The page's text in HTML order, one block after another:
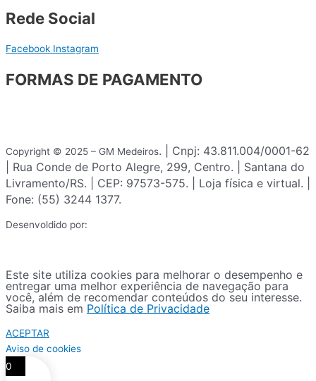
Rede Social
Facebook Instagram
FORMAS DE PAGAMENTO
Copyright © 2025 – GM Medeiros. | Cnpj: 43.811.004/0001-62
| Rua Conde de Porto Alegre, 299, Centro. | Santana do
Livramento/RS. | CEP: 97573-575. | Loja física e virtual. |
Fone: (55) 3244 1377.
Desenvoldido por:
Este site utiliza cookies para melhorar o desempenho e
entregar uma melhor experiência de navegação para
você, além de recomendar conteúdos do seu interesse.
Saiba mais em Política de Privacidade
ACEPTAR
Aviso de cookies
0